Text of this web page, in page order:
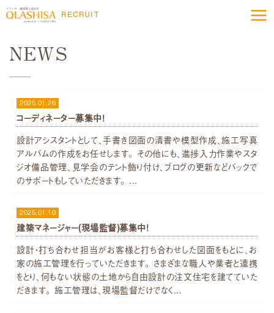
RECRUIT
NEWS
2025.01.26
コーディネーター募集中！
設計アシスタントとして、手書き図面の清書や模型作成、施工写真
アルバムの作成をお任せします。 その他にも、進捗入力作業やスタ
ジオ備品管理、見学会のテント飾り付け、ブログの更新などバックで
のサポートもしていただきます。 ...
2025.01.10
建築マネージャー(現場監督)募集中！
設計・打ち合わせ担当がお客様と打ち合わせした図面をもとに、お
家の施工管理を行っていただきます。 さまざまな職人や業者と連携
をとり、何もない状態の土地から自由設計の注文住宅を建てていた
だきます。 施工管理は、現場監督だけでなく...